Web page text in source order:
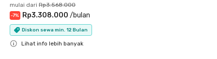
mulai dari Rp3.568.000
-7% Rp3.308.000 /bulan
Diskon sewa min. 12 Bulan
Lihat info lebih banyak